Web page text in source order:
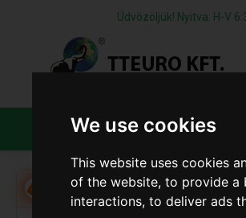
We use cookies
This website uses cookies
of the website,to provide a
interactions,to deliver ads
Üdvözöljük! Nyitva: H-V
TERMÉKEK
Akció